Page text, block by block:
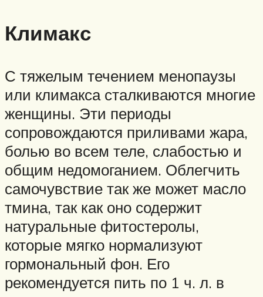
Климакс
С тяжелым течением менопаузы
или климакса сталкиваются многие
женщины. Эти периоды
сопровождаются приливами жара,
болью во всем теле, слабостью и
общим недомоганием. Облегчить
самочувствие так же может масло
тмина, так как оно содержит
натуральные фитостеролы,
которые мягко нормализуют
гормональный фон. Его
рекомендуется пить по 1 ч. л. в